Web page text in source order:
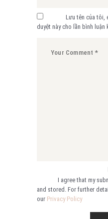
Lưu tên của tôi,
duyệt này cho lần bình
I agree that my
and stored. For further
our Privacy Policy